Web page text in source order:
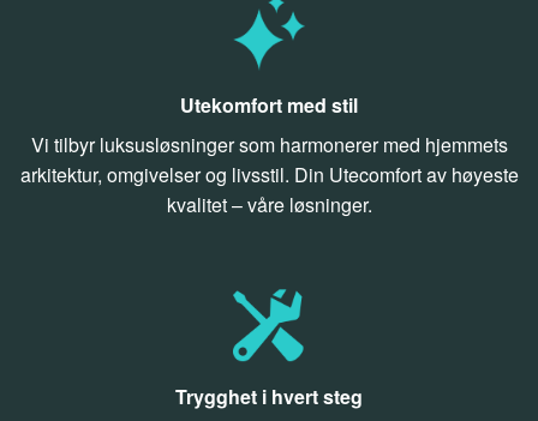
Utekomfort med stil
Vi tilbyr luksusløsninger som harmonerer med hjemmets
arkitektur, omgivelser og livsstil. Din Utecomfort av høyeste
kvalitet – våre løsninger.
Trygghet i hvert steg